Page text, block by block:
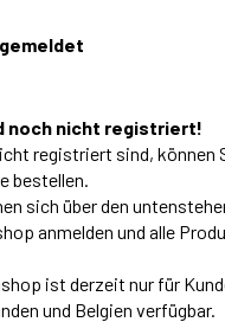
Landscape
noch nicht registriert!
registriert sind, können
bestellen.
sich über den
anmelden und alle
ist derzeit nur für
und Belgien verfügbar.